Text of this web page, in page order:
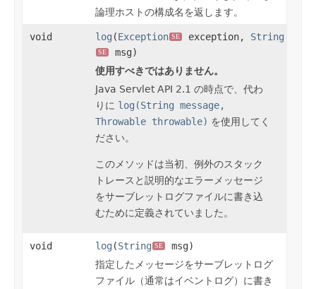
論理ホストの構成名を返します。
void log (Exception SE exception, String
SE
msg)
使用すべきではありません。
Java Servlet API 2.1 の時点で、代わ
りに log(String message,
Throwable throwable) を使用してく
ださい。
このメソッドは当初、例外のスタック
トレースと説明的なエラーメッセージ
をサーブレットログファイルに書き込
むために定義されていました。
void log (String SE
msg)
指定したメッセージをサーブレットログ
ファイル（通常はイベントログ）に書き